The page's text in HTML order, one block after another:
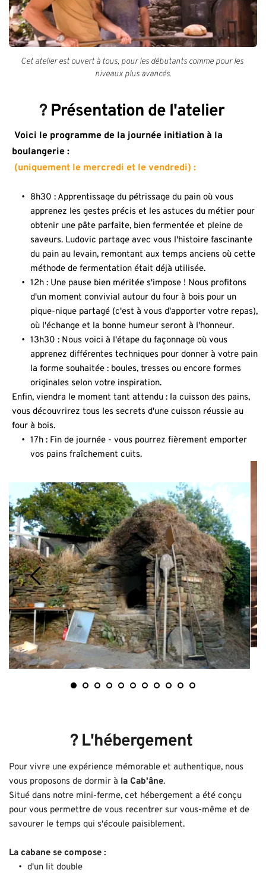
Cet atelier est ouvert à tous, pour les débutants comme pour les
niveaux plus avancés.
? Présentation de l'atelier
boulangerie :
(uniquement le mercredi et le vendredi) :
8h30 : Apprentissage du pétrissage du pain où vous
apprenez les gestes précis et les astuces du métier pour
obtenir une pâte parfaite, bien fermentée et pleine de
saveurs. Ludovic partage avec vous l'histoire fascinante
du pain au levain, remontant aux temps anciens où cette
méthode de fermentation était déjà utilisée.
12h : Une pause bien méritée s'impose ! Nous profitons
d'un moment convivial autour du four à bois pour un
pique-nique partagé (c'est à vous d'apporter votre repas),
où l'échange et la bonne humeur seront à l'honneur.
13h30 : Nous voici à l'étape du façonnage où vous
apprenez différentes techniques pour donner à votre pain
la forme souhaitée : boules, tresses ou encore formes
originales selon votre inspiration.
Enfin, viendra le moment tant attendu : la cuisson des pains,
vous découvrirez tous les secrets d'une cuisson réussie au
four à bois.
17h : Fin de journée - vous pourrez fièrement emporter
vos pains fraîchement cuits.
? L'hébergement
Pour vivre une expérience mémorable et authentique, nous
vous proposons de dormir à la Cab'âne.
Situé dans notre mini-ferme, cet hébergement a été conçu
pour vous permettre de vous recentrer sur vous-même et de
savourer le temps qui s'écoule paisiblement.
La cabane se compose :
d'un lit double